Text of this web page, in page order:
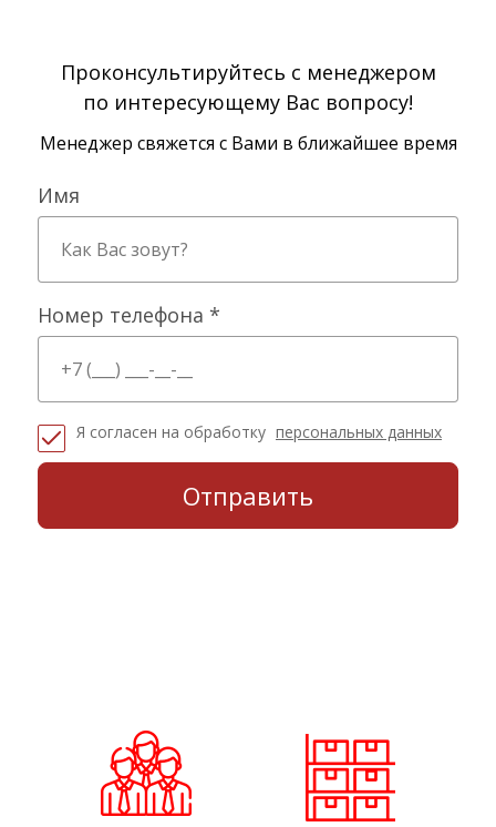
Проконсультируйтесь с менеджером
по интересующему Вас вопросу!
Менеджер свяжется с Вами в ближайшее время
Имя
Номер телефона *
Я согласен на обработку персональных данных